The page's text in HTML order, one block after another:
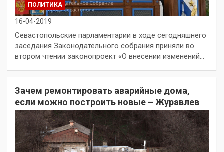
ПОЛИТИКА
16-04-2019
Севастопольские парламентарии в ходе сегодняшнего
заседания Законодательного собрания приняли во
втором чтении законопроект «О внесении изменений…
Зачем ремонтировать аварийные дома,
если можно построить новые – Журавлев